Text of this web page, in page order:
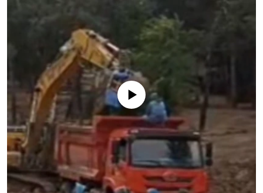
No media source currently available